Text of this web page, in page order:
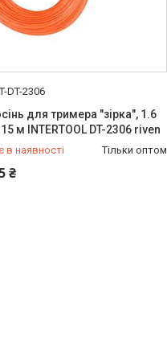
DT-2306
для тримера "зірка", 1.6
м INTERTOOL DT-2306 riven
в наявності Тільки оптом
₴
(99) 454-50-15